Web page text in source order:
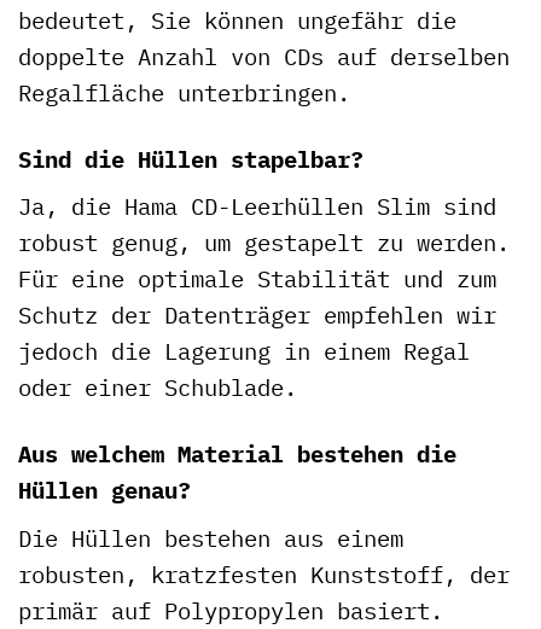
bedeutet, Sie können ungefähr die
doppelte Anzahl von CDs auf derselben
Regalfläche unterbringen.
Sind die Hüllen stapelbar?
Ja, die Hama CD-Leerhüllen Slim sind
robust genug, um gestapelt zu werden.
Für eine optimale Stabilität und zum
Schutz der Datenträger empfehlen wir
jedoch die Lagerung in einem Regal
oder einer Schublade.
Aus welchem Material bestehen die
Hüllen genau?
Die Hüllen bestehen aus einem
robusten, kratzfesten Kunststoff, der
primär auf Polypropylen basiert.